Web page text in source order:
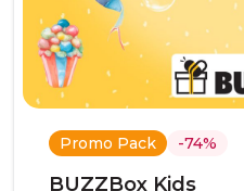
Promo Pack -74%
BUZZBox Kids